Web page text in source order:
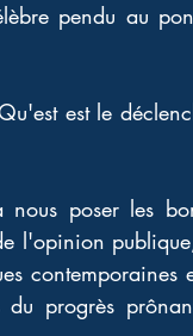
pendu au
est le
poser les
l'opinion
contemporaines
progrès